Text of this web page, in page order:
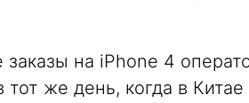
на iPhone 4
же день, когда в